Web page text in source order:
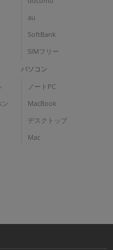
au
SoftBank
SIMフリー
ン
パソコン
ノートPC
MacBook
デスクトップ
Mac